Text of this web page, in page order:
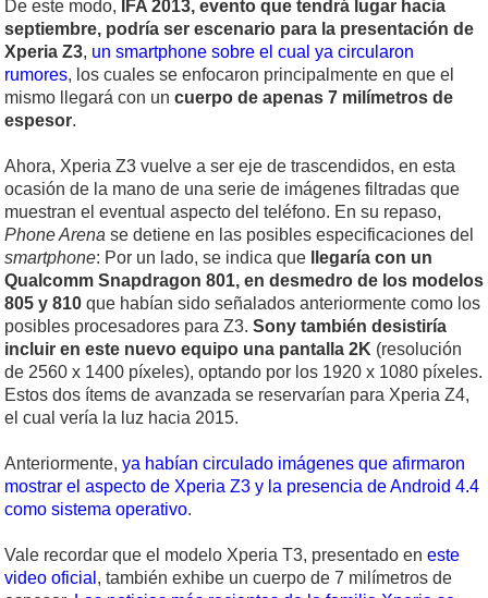
De este modo,
IFA 2013, evento que tendrá lugar hacia
septiembre, podría ser escenario para la presentación de
Xperia Z3, un smartphone sobre el cual ya circularon
rumores, los cuales se enfocaron principalmente en que el
mismo llegará con un cuerpo de apenas 7 milímetros de
espesor.
Ahora, Xperia Z3 vuelve a ser eje de trascendidos, en esta
ocasión de la mano de una serie de imágenes filtradas que
muestran el eventual aspecto del teléfono. En su repaso,
Phone Arena se detiene en las posibles especificaciones del
smartphone: Por un lado, se indica que
llegaría con un
Qualcomm Snapdragon 801, en desmedro de los modelos
805 y 810 que habían sido señalados anteriormente como los
posibles procesadores para Z3. Sony también desistiría
incluir en este nuevo equipo una pantalla 2K (resolución
de 2560 x 1400 píxeles), optando por los 1920 x 1080 píxeles.
Estos dos ítems de avanzada se reservarían para Xperia Z4,
el cual vería la luz hacia 2015.
Anteriormente, ya habían circulado imágenes que afirmaron
mostrar el aspecto de Xperia Z3 y la presencia de Android 4.4
como sistema operativo.
Vale recordar que el modelo Xperia T3, presentado en este
video oficial , también exhibe un cuerpo de 7 milímetros de